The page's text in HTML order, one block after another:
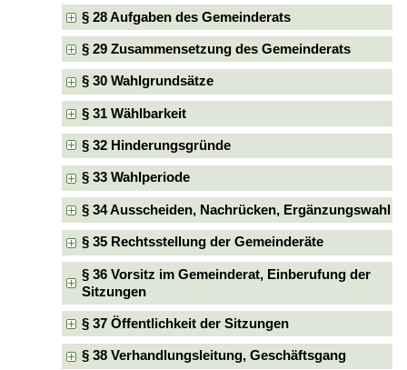
§ 28 Aufgaben des Gemeinderats
§ 29 Zusammensetzung des Gemeinderats
§ 30 Wahlgrundsätze
§ 31 Wählbarkeit
§ 32 Hinderungsgründe
§ 33 Wahlperiode
§ 34 Ausscheiden, Nachrücken, Ergänzungswahl
§ 35 Rechtsstellung der Gemeinderäte
§ 36 Vorsitz im Gemeinderat, Einberufung der
Sitzungen
§ 37 Öffentlichkeit der Sitzungen
§ 38 Verhandlungsleitung, Geschäftsgang